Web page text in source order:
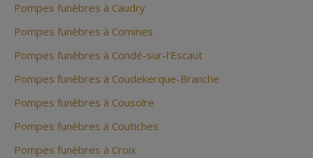
Pompes funèbres à Caudry
Pompes funèbres à Comines
Pompes funèbres à Condé-sur-l'Escaut
Pompes funèbres à Coudekerque-Branche
Pompes funèbres à Cousolre
Pompes funèbres à Coutiches
Pompes funèbres à Croix